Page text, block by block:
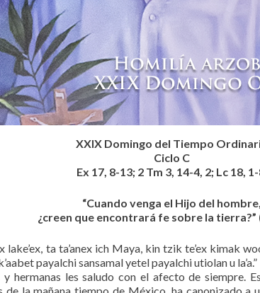
XXIX Domingo del Tiempo
Ciclo C
Ex 17, 8-13; 2 Tm 3, 14-4, 2; Lc 18,
“Cuando venga el Hijo del hombre,
¿creen que encontrará fe sobre la tierra?”
lake’ex, ta ta’anex ich Maya, kin tzik te’ex kimak
payalchi sansamal yetel payalchi utiolan u la’a.”
hermanas les saludo con el afecto de siempre.